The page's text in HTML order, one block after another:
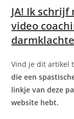
JA! Ik
video
Vind je dit artikel
die een
linkje van deze
website hebt.